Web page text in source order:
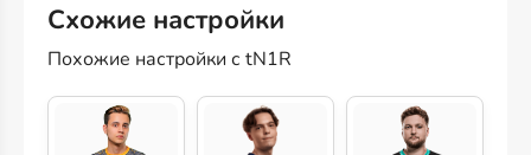
Схожие настройки
Похожие настройки с tN1R